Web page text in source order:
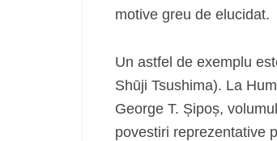
motive greu de elucidat.
Un astfel de exemplu
Shūji Tsushima). La
George T. Șipoș, volumul
povestiri reprezentative